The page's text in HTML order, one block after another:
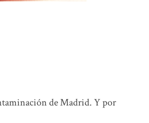
de Madrid. Y por